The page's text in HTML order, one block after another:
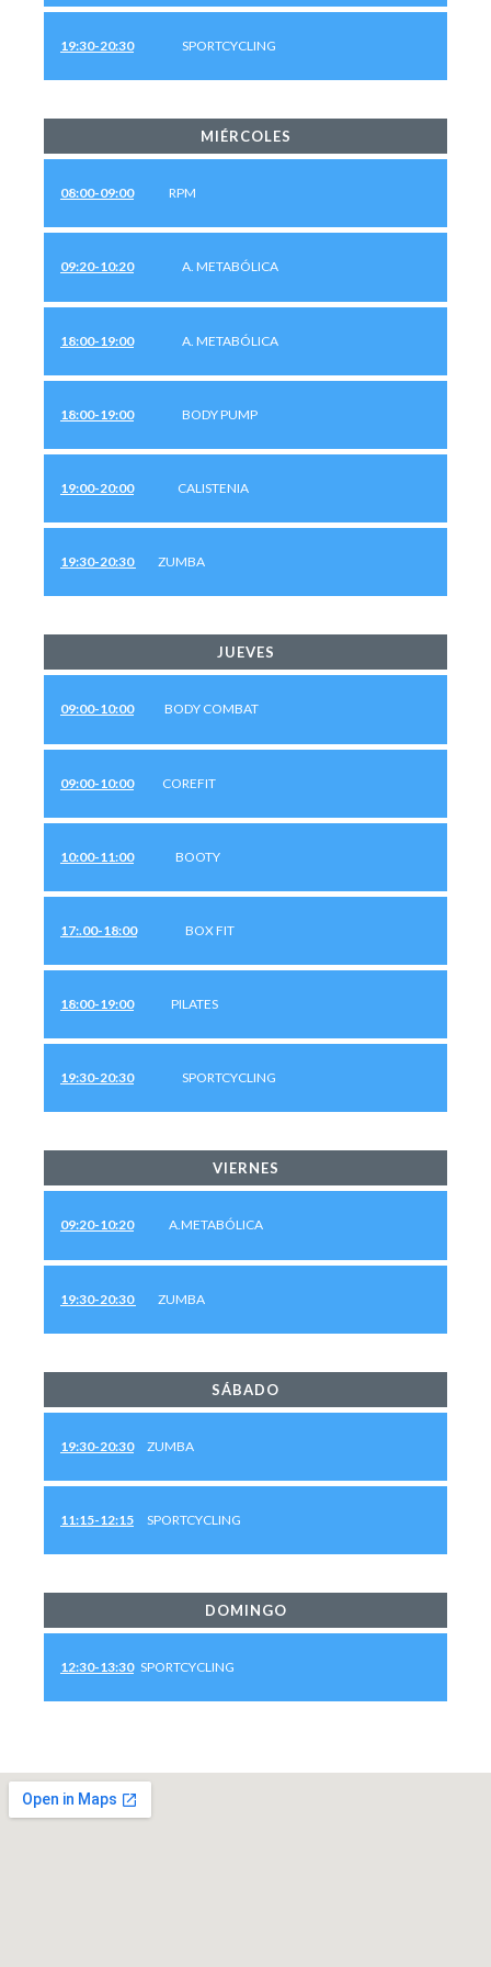
19:30-20:30SPORTCYCLING
MIÉRCOLES
08:00-09:00RPM
09:20-10:20A. METABÓLICA
18:00-19:00A. METABÓLICA
18:00-19:00BODY PUMP
19:00-20:00CALISTENIA
19:30-20:30 ZUMBA
JUEVES
09:00-10:00BODY COMBAT
09:00-10:00COREFIT
10:00-11:00BOOTY
17:.00-18:00BOX FIT
18:00-19:00PILATES
19:30-20:30SPORTCYCLING
VIERNES
09:20-10:20A.METABÓLICA
19:30-20:30 ZUMBA
SÁBADO
19:30-20:30ZUMBA
11:15-12:15 SPORTCYCLING
DOMINGO
12:30-13:30SPORTCYCLING